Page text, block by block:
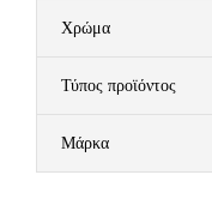
Χρώμα
Τύπος προϊόντος
Μάρκα